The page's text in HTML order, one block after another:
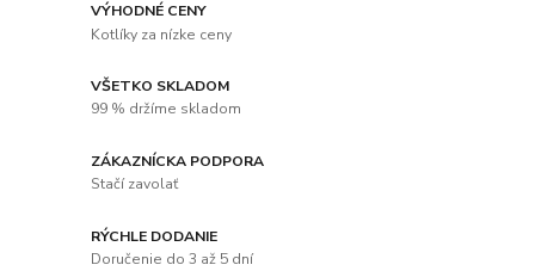
VÝHODNÉ CENY
Kotlíky za nízke ceny
VŠETKO SKLADOM
99 % držíme skladom
ZÁKAZNÍCKA PODPORA
Stačí zavolať
RÝCHLE DODANIE
Doručenie do 3 až 5 dní